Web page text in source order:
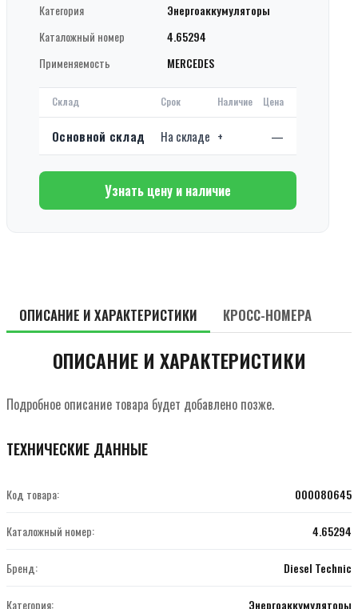
Категория
Энергоаккумуляторы
Каталожный номер
4.65294
Применяемость
MERCEDES
Склад Срок Наличие Цена
Основной склад На складе + —
Узнать цену и наличие
ОПИСАНИЕ И ХАРАКТЕРИСТИКИ КРОСС-НОМЕРА
ОПИСАНИЕ И ХАРАКТЕРИСТИКИ
Подробное описание товара будет добавлено позже.
ТЕХНИЧЕСКИЕ ДАННЫЕ
Код товара: 000080645
Каталожный номер: 4.65294
Бренд: Diesel Technic
Категория: Энергоаккумуляторы